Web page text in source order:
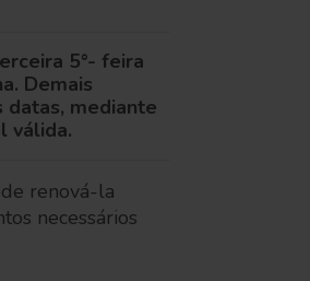
5°- feira
Demais
datas, mediante
válida.
renová-la
necessários